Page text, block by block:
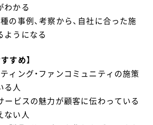
わかる
の事例、考察から、自社に合った施
ようになる
すめ】
ィング・ファンコミュニティの施策
る人
ービスの魅力が顧客に伝わっている
ない人